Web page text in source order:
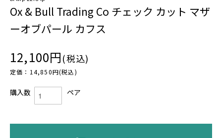
Ox & Bull Trading Co チェック カット マザ
ーオブパール カフス
12,100円(税込)
定価：14,850円(税込)
購入数 ペア